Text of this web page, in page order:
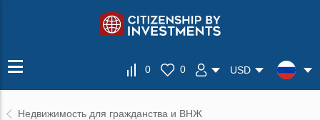
0 0 USD
Недвижимость для гражданства и ВНЖ